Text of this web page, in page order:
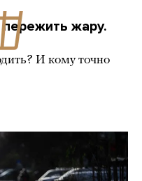
пережить жару.
И кому точно